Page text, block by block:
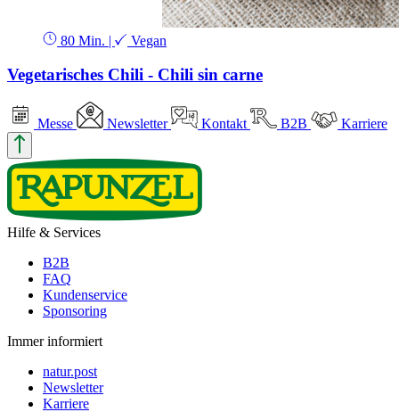
80 Min. | Vegan
Vegetarisches Chili - Chili sin carne
Messe Newsletter Kontakt B2B Karriere
Hilfe & Services
B2B
FAQ
Kundenservice
Sponsoring
Immer informiert
natur.post
Newsletter
Karriere